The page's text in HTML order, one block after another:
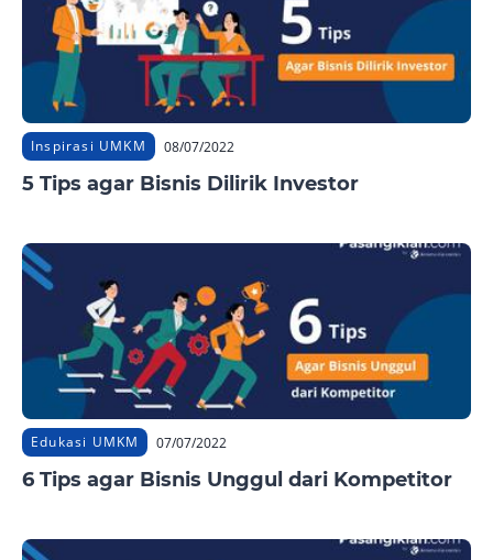
Inspirasi UMKM 08/07/2022
5 Tips agar Bisnis Dilirik Investor
Edukasi UMKM 07/07/2022
6 Tips agar Bisnis Unggul dari Kompetitor